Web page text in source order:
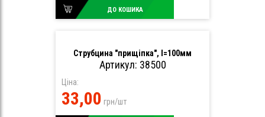
ДО КОШИКА
Струбцина "прищіпка", l=100мм
Артикул: 38500
Ціна:
33,00 грн/шт